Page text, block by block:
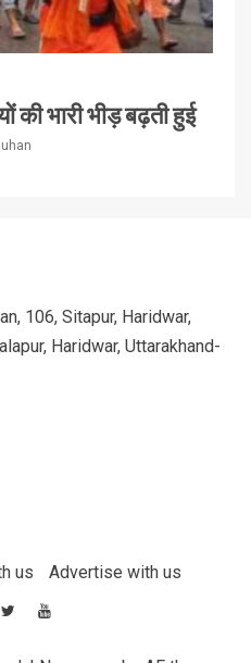
की भारी भीड़ बढ़ती हुई
106, Sitapur, Haridwar,
Haridwar, Uttarakhand-
us Advertise with us